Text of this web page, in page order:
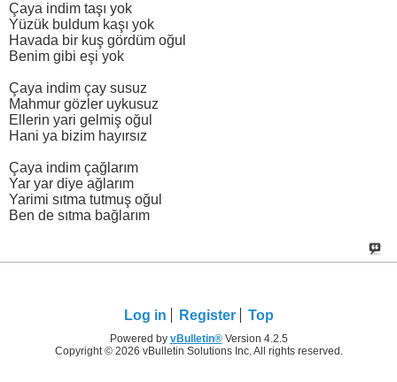
Çaya indim taşı yok
Yüzük buldum kaşı yok
Havada bir kuş gördüm oğul
Benim gibi eşi yok
Çaya indim çay susuz
Mahmur gözler uykusuz
Ellerin yari gelmiş oğul
Hani ya bizim hayırsız
Çaya indim çağlarım
Yar yar diye ağlarım
Yarimi sıtma tutmuş oğul
Ben de sıtma bağlarım
Log in Register Top
Powered by vBulletin®Version 4.2.5
Copyright © 2026 vBulletin Solutions Inc. All rights reserved.